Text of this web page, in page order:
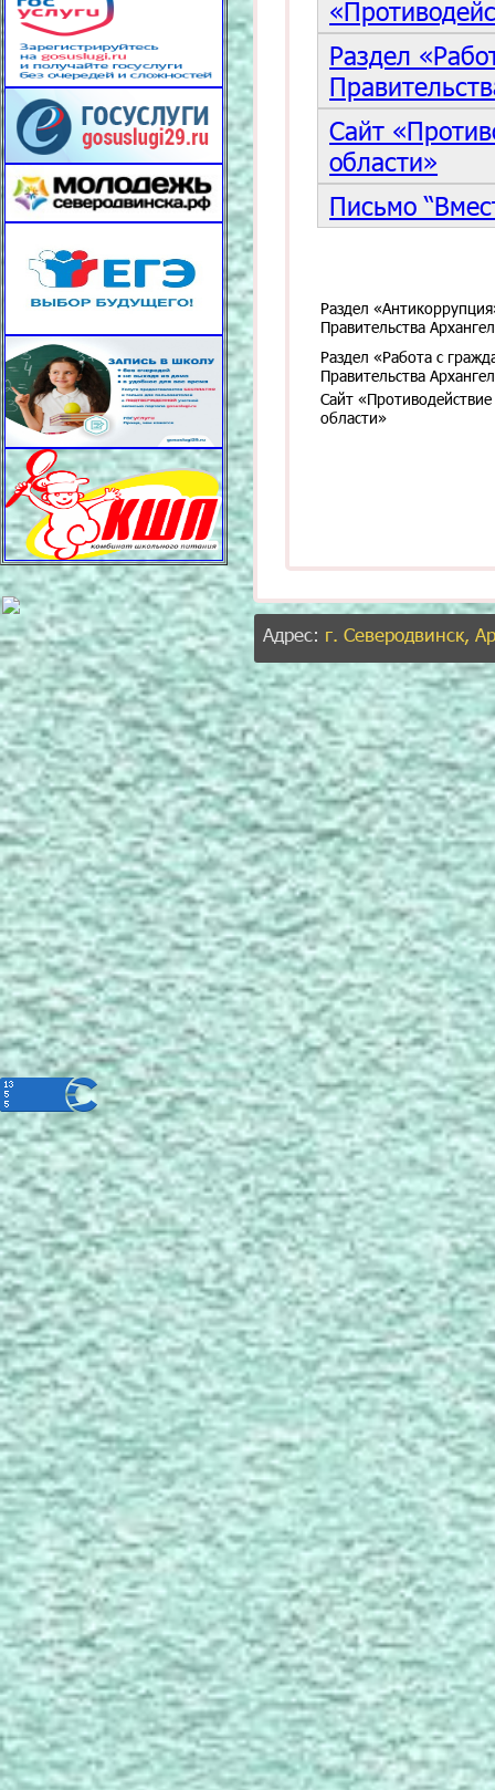
Раздел
Сайт
области»
Письмо
Раздел
Правительства
Раздел «Работа с
Правительства
Сайт
области»
Адрес: г. Северодвинск,